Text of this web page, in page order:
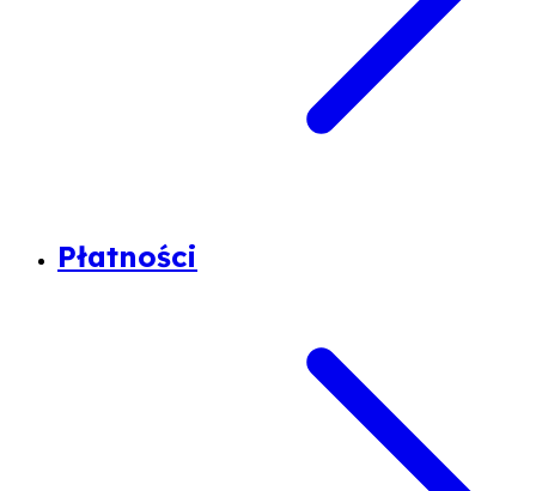
Płatności